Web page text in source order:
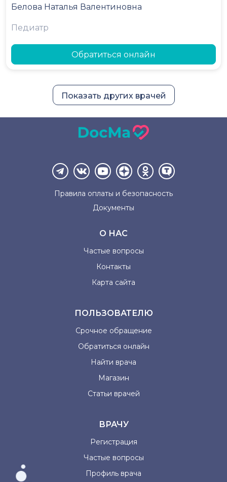
Белова Наталья Валентиновна
Педиатр
Обратиться онлайн
Показать других врачей
Правила оплаты и безопасность
Документы
О НАС
Частые вопросы
Контакты
Карта сайта
ПОЛЬЗОВАТЕЛЮ
Срочное обращение
Обратиться онлайн
Найти врача
Магазин
Статьи врачей
ВРАЧУ
Регистрация
Частые вопросы
Профиль врача